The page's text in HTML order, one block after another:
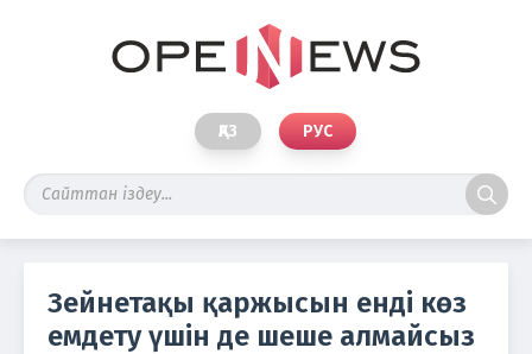
ҚАЗ РУС
Зейнетақы қаржысын енді көз
емдету үшін де шеше алмайсыз